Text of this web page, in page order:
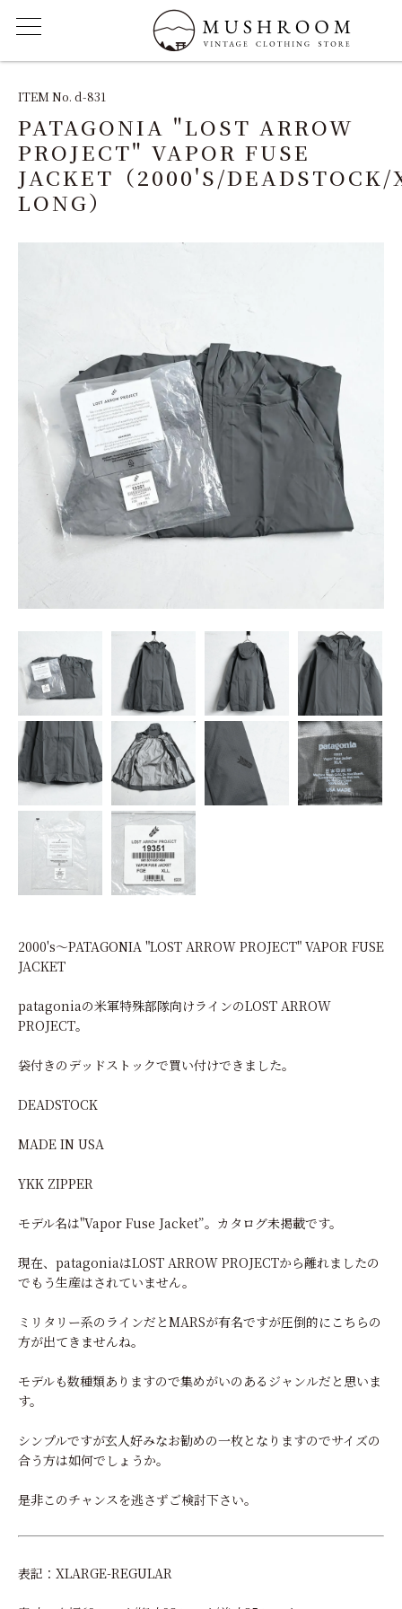
FEATURE
ARCHIVE
SOLD
SHOP
MY ACCOUNT
ITEM No. d-831
PATAGONIA "LOST ARROW
PROJECT" VAPOR FUSE
JACKET（2000'S/DEADSTOCK/
LONG）
2000's〜PATAGONIA "LOST ARROW PROJECT" VAPOR FUSE
JACKET
patagoniaの米軍特殊部隊向けラインのLOST ARROW
PROJECT。
袋付きのデッドストックで買い付けできました。
DEADSTOCK
MADE IN USA
YKK ZIPPER
モデル名は"Vapor Fuse Jacket”。カタログ未掲載です。
現在、patagoniaはLOST ARROW PROJECTから離れましたの
でもう生産はされていません。
ミリタリー系のラインだとMARSが有名ですが圧倒的にこちらの
方が出てきませんね。
モデルも数種類ありますので集めがいのあるジャンルだと思いま
す。
シンプルですが玄人好みなお勧めの一枚となりますのでサイズの
合う方は如何でしょうか。
是非このチャンスを逃さずご検討下さい。
表記：XLARGE-REGULAR